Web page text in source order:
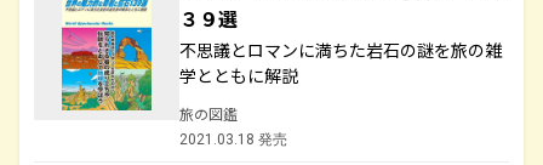
３９選
不思議とロマンに満ちた岩石の謎を旅の雑
学とともに解説
旅の図鑑
2021.03.18 発売